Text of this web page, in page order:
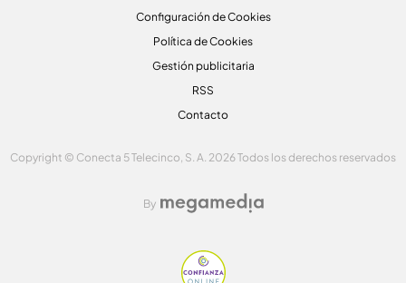
Configuración de Cookies
Política de Cookies
Gestión publicitaria
RSS
Contacto
Copyright © Conecta 5 Telecinco, S. A. 2026 Todos los derechos reservados
By